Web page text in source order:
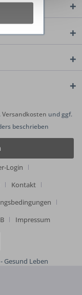
Versandkosten und ggf.
beschrieben
Login
Kontakt
Impressum
Gesund Leben